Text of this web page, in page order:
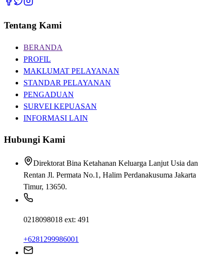
Tentang Kami
BERANDA
PROFIL
MAKLUMAT PELAYANAN
STANDAR PELAYANAN
PENGADUAN
SURVEI KEPUASAN
INFORMASI LAIN
Hubungi Kami
Direktorat Bina Ketahanan Keluarga Lanjut Usia dan
Rentan Jl. Permata No.1, Halim Perdanakusuma Jakarta
Timur, 13650.
0218098018 ext: 491
+6281299986001